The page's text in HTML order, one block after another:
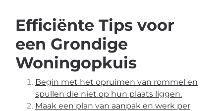
Efficiënte Tips voor
een Grondige
Woningopkuis
Begin met het opruimen van rommel en
spullen die niet op hun plaats liggen.
Maak een plan van aanpak en werk per